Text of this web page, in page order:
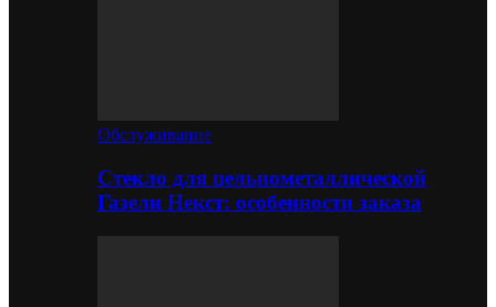
Обслуживание
Стекло для цельнометаллической
Газели Некст: особенности заказа